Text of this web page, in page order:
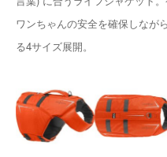
ワンちゃんの安全を確保しなが
る4サイズ展開。